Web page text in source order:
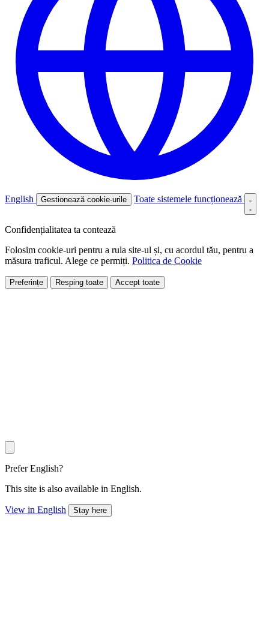
English Gestionează cookie-urile Toate sistemele funcționează
Confidențialitatea ta contează
Folosim cookie-uri pentru a rula site-ul și, cu acordul tău, pentru a
măsura traficul. Alege ce permiți. Politica de Cookie
Preferințe Resping toate Accept toate
Prefer English?
This site is also available in English.
View in English Stay here